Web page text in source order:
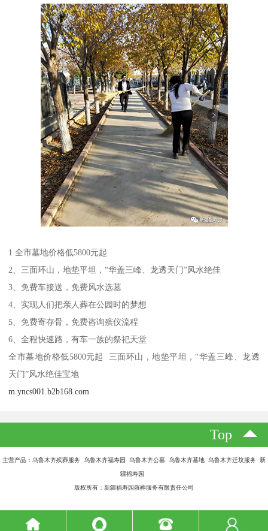
1 全市墓地价格低5800元起
2、三面环山，地垫平坦，“华盖三峰、龙透天门”风水绝佳
3、免费车接送，免费风水选墓
4、实现人们把亲人葬在公园时的梦想
5、免费寄存骨，免费咨询殡仪流程
6、全程快速路，有车一族的祭祀天堂
全市墓地价格低5800元起 三面环山，地垫平坦，“华盖三峰、龙透
天门”风水绝佳宝地
m.yncs001.b2b168.com
Top
主营产品：乌鲁木齐殡葬服务 乌鲁木齐福寿园 乌鲁木齐公墓 乌鲁木齐墓地 乌鲁木齐迁坟服务 新
疆福寿园
版权所有：新疆福寿园殡葬服务有限责任公司